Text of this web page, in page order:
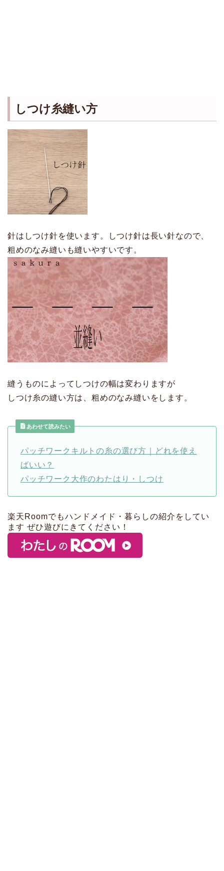
しつけ糸縫い方
針はしつけ針を使います。しつけ針は長い針なので、
粗めのなみ縫いも縫いやすいです。
縫うものによってしつけの幅は変わりますが
しつけ糸の縫い方は、粗めのなみ縫いをします。
あわせて読みたい
パッチワークキルトの糸の選び方｜どれを使え
ばいい？
パッチワーク大作のわたはり・しつけ
楽天Roomでもハンドメイド・暮らしの紹介をしてい
ます ぜひ遊びにきてください！